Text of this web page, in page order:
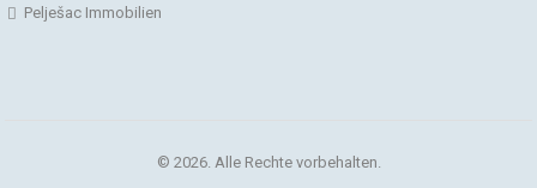
Pelješac Immobilien
© 2026. Alle Rechte vorbehalten.